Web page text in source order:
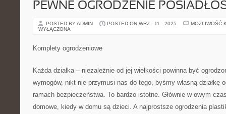
PEWNE OGRODZENIE
POSTED BY ADMIN POSTED ON WRZ - 11 - 2025
MOŻLIWOŚĆ
WYŁĄCZONA
Komplety ogrodzeniowe
Każda działka – niezależnie od jej wielkości powinna być
wymogów, nikt nie przymusi nas do tego, byśmy własną działkę
ramach bezpieczeństwa. To bardzo istotne. Głównie w owym
domowe, kiedy w domu są dzieci. A najprostsze ogrodzenia